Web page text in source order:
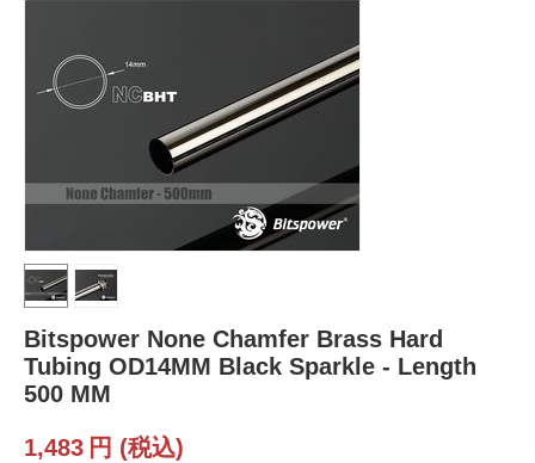
Bitspower None Chamfer Brass Hard
Tubing OD14MM Black Sparkle - Length
500 MM
1,483 円 (税込)